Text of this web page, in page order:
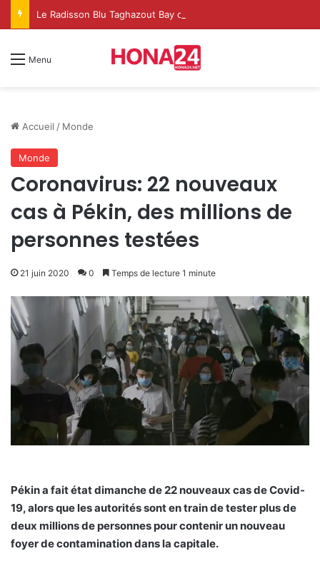
Menu
Accueil / Monde
Monde
Coronavirus: 22 nouveaux
cas à Pékin, des millions de
personnes testées
21 juin 2020 0 Temps de lecture 1 minute
Pékin a fait état dimanche de 22 nouveaux cas de Covid-
19, alors que les autorités sont en train de tester plus de
deux millions de personnes pour contenir un nouveau
foyer de contamination dans la capitale.